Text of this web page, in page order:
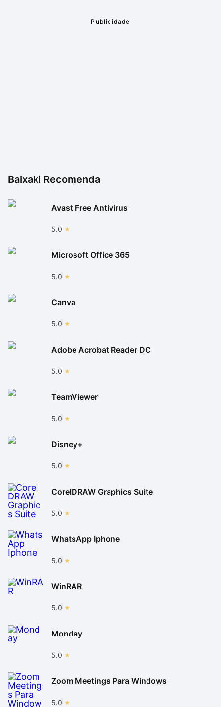
Baixaki Recomenda
Avast Free Antivirus
5.0
Microsoft Office 365
5.0
Canva
5.0
Adobe Acrobat Reader DC
5.0
TeamViewer
5.0
Disney+
5.0
CorelDRAW Graphics Suite
5.0
WhatsApp Iphone
5.0
WinRAR
5.0
Monday
5.0
Zoom Meetings Para Windows
5.0